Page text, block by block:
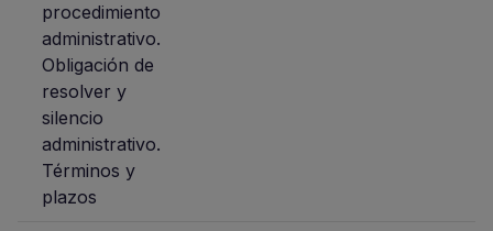
procedimiento
administrativo.
Obligación de
resolver y
silencio
administrativo.
Términos y
plazos